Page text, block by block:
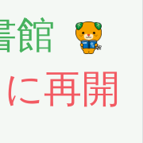
館
再開